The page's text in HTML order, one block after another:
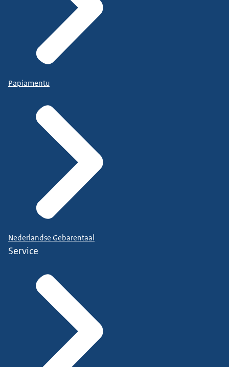
Papiamentu
Nederlandse Gebarentaal
Service